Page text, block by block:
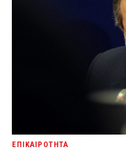
ΕΠΙΚΑΙΡΟΤΗΤΑ